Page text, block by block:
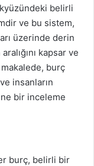
belirli
ve bu sistem,
üzerinde derin
kapsar ve
burç
insanların
bir inceleme
burç, belirli bir